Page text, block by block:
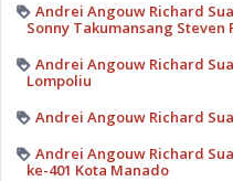
Andrei Angouw Richard
Sonny Takumansang Steven
Andrei Angouw Richard
Lompoliu
Andrei Angouw Richard
Andrei Angouw Richard
ke-401 Kota Manado